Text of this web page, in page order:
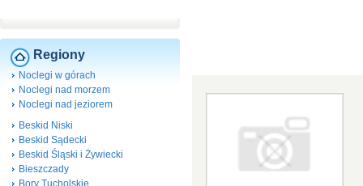
Regiony
Noclegi w górach
Noclegi nad morzem
Noclegi nad jeziorem
Beskid Niski
Beskid Sądecki
Beskid Śląski i Żywiecki
Bieszczady
Bory Tucholskie